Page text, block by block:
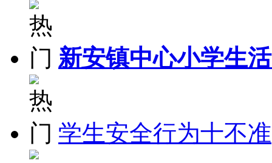
新安镇中心小学生
学生安全行为十不准